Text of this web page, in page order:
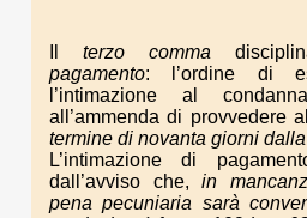
terzo comma
pagamento: l’ordine di
l’intimazione al
all’ammenda di provvedere
termine di novanta giorni
L’intimazione di
dall’avviso che, in
pena pecuniaria sarà